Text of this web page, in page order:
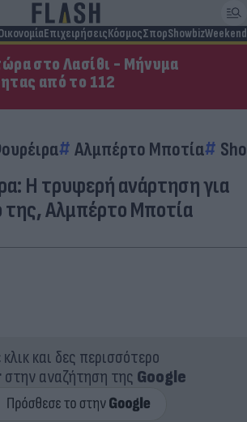
ΕπιχειρήσειςΚόσμοςΣπορShowbizWeekend
στο Λασίθι - Μήνυμα
από το 112
Αλμπέρτο Μποτία
Η τρυφερή ανάρτηση για
Αλμπέρτο Μποτία
και δες περισσότερο
στην αναζήτηση της Google